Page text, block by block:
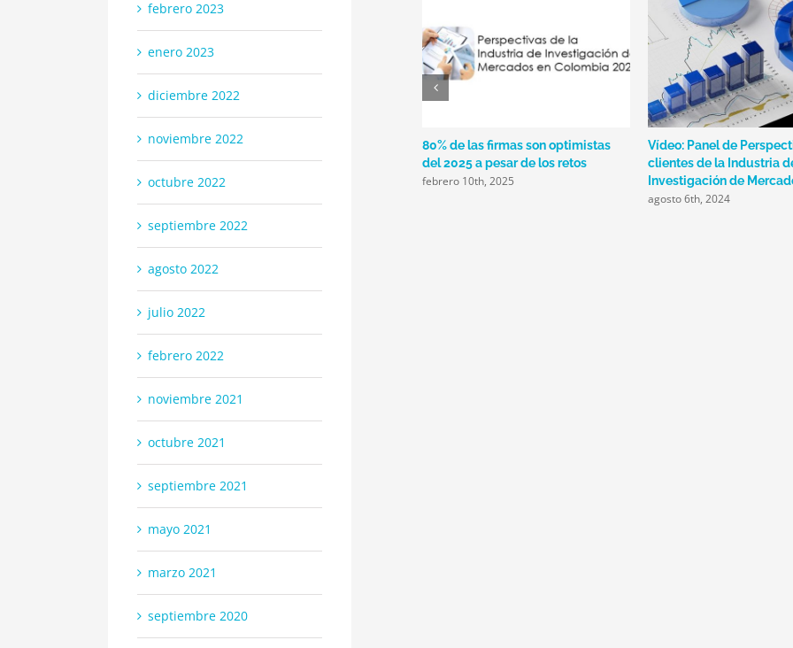
El estado de la
en la región en 2024
Oportunidades de empleo del
sector
septiembre 26th, 2022
80% de las firmas son optimistas
del 2025 a pesar de los retos
febrero 10th, 2025
Vídeo: Panel de
clientes de la Industria
Investigación de
agosto 6th, 2024
febrero 2023
enero 2023
diciembre 2022
noviembre 2022
octubre 2022
septiembre 2022
agosto 2022
julio 2022
febrero 2022
noviembre 2021
octubre 2021
septiembre 2021
mayo 2021
marzo 2021
septiembre 2020